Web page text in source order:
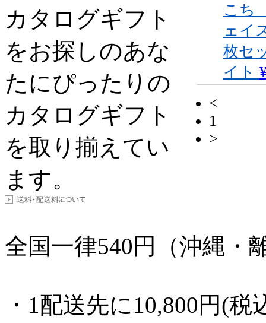
こち
ェイ
枚セ
イト
<
1
>
カタログギフト
をお探しのあな
たにぴったりの
カタログギフト
を取り揃えてい
ます。
全国一律540円（沖縄・
・1配送先に10,800円(